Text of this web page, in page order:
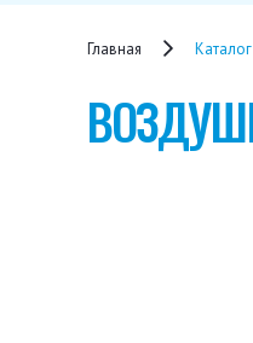
Главная Каталог